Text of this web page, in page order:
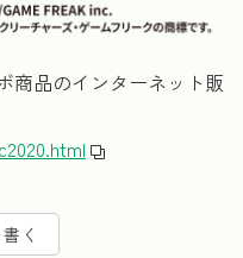
商品のインターネット販
く